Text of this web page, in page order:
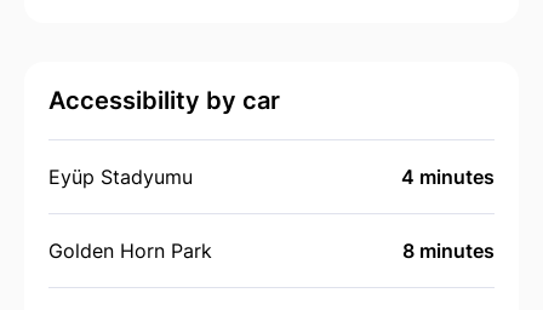
Accessibility by car
Eyüp Stadyumu 4 minutes
Golden Horn Park 8 minutes